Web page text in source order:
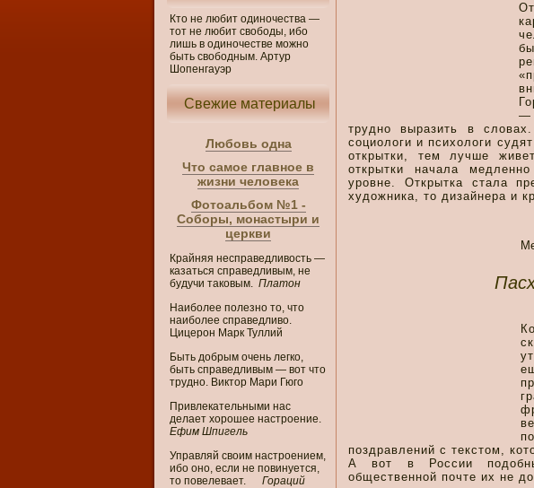
Кто не любит одиночества —
тот не любит свободы, ибо
лишь в одиночестве можно
быть свободным. Артур
Шопенгауэр
Свежие материалы
Любовь одна
Что самое главное в
жизни человека
Фотоальбом №1 -
Соборы, монастыри и
церкви
Крайняя несправедливость —
казаться справедливым, не
будучи таковым. Платон
Наиболее полезно то, что
наиболее справедливо.
Цицерон Марк Туллий
Быть добрым очень легко,
быть справедливым — вот что
трудно. Виктор Мари Гюго
Привлекательными нас
делает хорошее настроение.
Ефим Шпигель
Управляй своим настроением,
ибо оно, если не повинуется,
то повелевает. Гораций
—
трудно выразить в
социологи и психологи
открытки, тем лучше
открытки начала
уровне. Открытка стала
художника, то дизайнера и
поздравлений с текстом,
А вот в России
общественной почте их не